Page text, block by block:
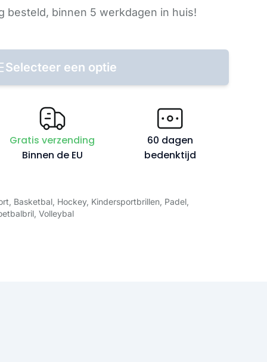
besteld, binnen 5 werkdagen in huis!
Selecteer een optie
Gratis verzending
Binnen de EU
60 dagen
bedenktijd
, Basketbal, Hockey, Kindersportbrillen, Padel,
, Volleybal